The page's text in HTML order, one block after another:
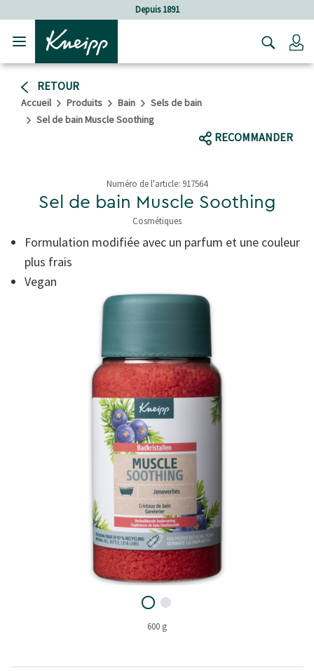
Sauter au contenu du pied de page
Depuis 1891
RETOUR
Accueil Produits Bain
Sels de bain
Sel de bain Muscle Soothing
RECOMMANDER
Numéro de l'article: 917564
Sel de bain Muscle Soothing
Cosmétiques
5 de 5 étoiles
Formulation modifiée avec un parfum et une couleur
plus frais
Vegan
600 g